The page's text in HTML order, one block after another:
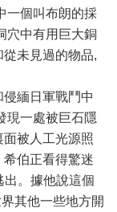
一個叫布朗的採
穴中有用巨大銅
未見過的物品,
緬日軍戰鬥中
現一處被巨石隱
被人工光源照
伯正看得驚迷
出。據他說這個
其他一些地方開